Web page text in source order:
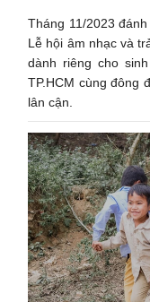
Tháng 11/2023
Lễ hội âm nhạc và
dành riêng cho
TP.HCM cùng đông
lân cận.